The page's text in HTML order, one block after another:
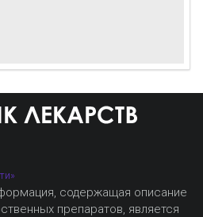
содержащая описание
препаратов, является